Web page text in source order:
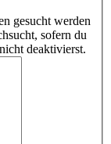
gesucht werden
sofern du
deaktivierst.